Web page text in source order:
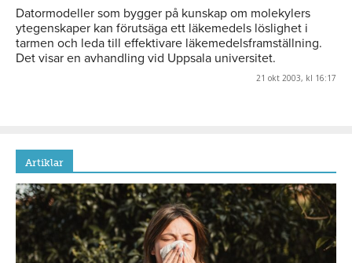
Datormodeller som bygger på kunskap om molekylers
ytegenskaper kan förutsäga ett läkemedels löslighet i
tarmen och leda till effektivare läkemedelsframställning.
Det visar en avhandling vid Uppsala universitet.
21 okt 2003, kl 16:17
Artiklar